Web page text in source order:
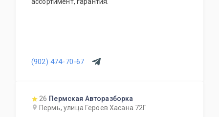
(902) 474-70-67
26 Пермская Авторазборка
Пермь, улица Героев Хасана 72Г